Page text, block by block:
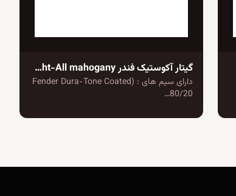
گیتار آکوستیک فندر CD-60SCE Dreadnought-All mahogany
دارای سیم های : (Fender Dura-Tone Coated
80/20…